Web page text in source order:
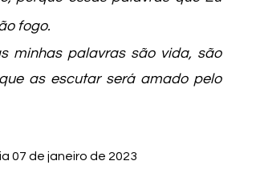
fogo.
minhas palavras são vida, são
as escutar será amado pelo
07 de janeiro de 2023